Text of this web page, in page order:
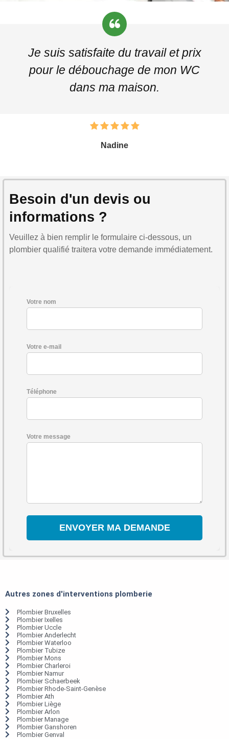
Je suis satisfaite du travail et prix
pour le débouchage de mon WC
dans ma maison.
Nadine
Besoin d'un devis ou
informations ?
Veuillez à bien remplir le formulaire ci-dessous, un
plombier qualifié traitera votre demande immédiatement.
Votre nom
Votre e-mail
Téléphone
Votre message
Autres zones d'interventions plomberie
Plombier Bruxelles
Plombier Ixelles
Plombier Uccle
Plombier Anderlecht
Plombier Waterloo
Plombier Tubize
Plombier Mons
Plombier Charleroi
Plombier Namur
Plombier Schaerbeek
Plombier Rhode-Saint-Genèse
Plombier Ath
Plombier Liège
Plombier Arlon
Plombier Manage
Plombier Ganshoren
Plombier Genval